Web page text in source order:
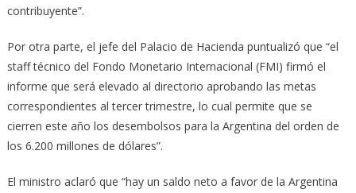
contribuyente”.
Por otra parte, el jefe del Palacio de Hacienda puntualizó que “el
staff técnico del Fondo Monetario Internacional (FMI) firmó el
informe que será elevado al directorio aprobando las metas
correspondientes al tercer trimestre, lo cual permite que se
cierren este año los desembolsos para la Argentina del orden de
los 6.200 millones de dólares”.
El ministro aclaró que “hay un saldo neto a favor de la Argentina